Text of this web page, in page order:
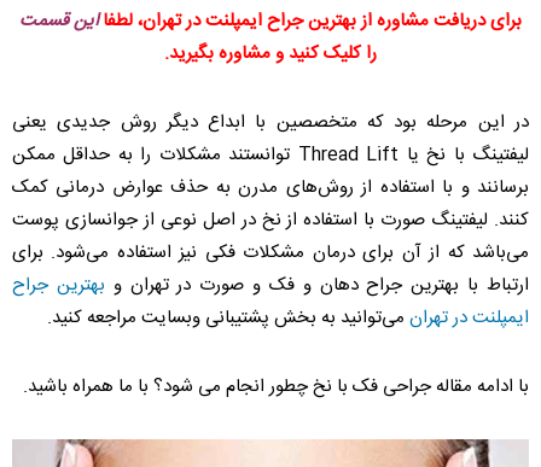
برای دریافت مشاوره از بهترین جراح ایمپلنت در تهران، لطفااین قسمت
را کلیک کنید و مشاوره بگیرید.
در این مرحله بود که متخصصین با ابداع دیگر روش جدیدی یعنی
لیفتینگ با نخ یا Thread Lift توانستند مشکلات را به حداقل ممکن
برسانند و با استفاده از روش‌های مدرن به حذف عوارض درمانی کمک
کنند. لیفتینگ صورت با استفاده از نخ در اصل نوعی از جوانسازی پوست
می‌باشد که از آن برای درمان مشکلات فکی نیز استفاده می‌شود. برای
ارتباط با بهترین جراح دهان و فک و صورت در تهران و بهترین جراح
ایمپلنت در تهران می‌توانید به بخش پشتیبانی وبسایت مراجعه کنید.
با ادامه مقاله جراحی فک با نخ چطور انجام می شود؟ با ما همراه باشید.